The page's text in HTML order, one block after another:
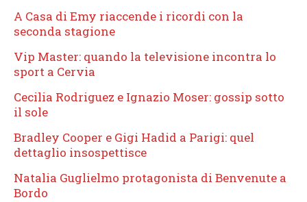
A Casa di Emy riaccende i ricordi con la
seconda stagione
Vip Master: quando la televisione incontra lo
sport a Cervia
Cecilia Rodriguez e Ignazio Moser: gossip sotto
il sole
Bradley Cooper e Gigi Hadid a Parigi: quel
dettaglio insospettisce
Natalia Guglielmo protagonista di Benvenute a
Bordo